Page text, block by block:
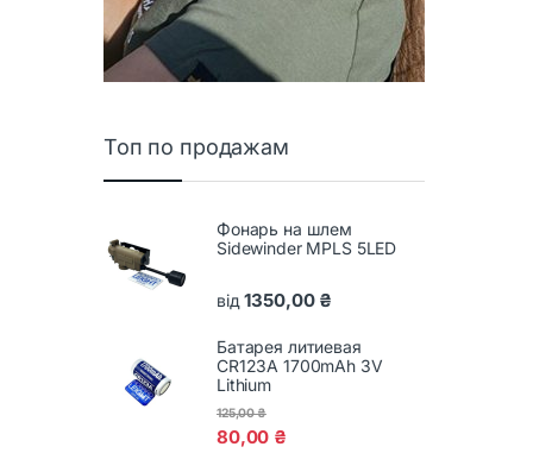
Топ по продажам
Фонарь на шлем
Sidewinder MPLS 5LED
від1350,00 ₴
Батарея литиевая
CR123A 1700mAh 3V
Lithium
80,00 ₴
125,00₴